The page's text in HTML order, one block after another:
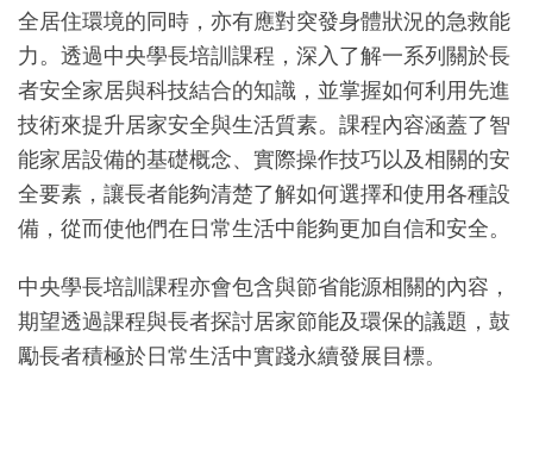
全居住環境的同時，亦有應對突發身體狀況的急救能
力。透過中央學長培訓課程，深入了解一系列關於長
者安全家居與科技結合的知識，並掌握如何利用先進
技術來提升居家安全與生活質素。課程內容涵蓋了智
能家居設備的基礎概念、實際操作技巧以及相關的安
全要素，讓長者能夠清楚了解如何選擇和使用各種設
備，從而使他們在日常生活中能夠更加自信和安全。
中央學長培訓課程亦會包含與節省能源相關的內容，
期望透過課程與長者探討居家節能及環保的議題，鼓
勵長者積極於日常生活中實踐永續發展目標。